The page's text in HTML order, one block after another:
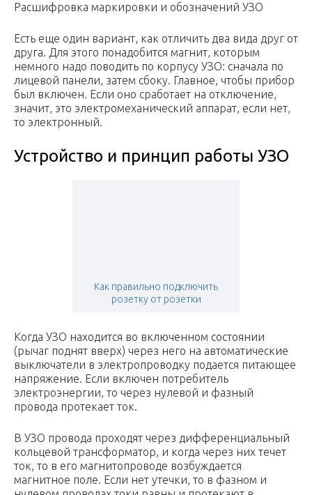
Расшифровка маркировки и обозначений УЗО
Есть еще один вариант, как отличить два вида друг от
друга. Для этого понадобится магнит, которым
немного надо поводить по корпусу УЗО: сначала по
лицевой панели, затем сбоку. Главное, чтобы прибор
был включен. Если оно сработает на отключение,
значит, это электромеханический аппарат, если нет,
то электронный.
Устройство и принцип работы УЗО
Как правильно подключить
розетку от розетки
Когда УЗО находится во включенном состоянии
(рычаг поднят вверх) через него на автоматические
выключатели в электропроводку подается питающее
напряжение. Если включен потребитель
электроэнергии, то через нулевой и фазный
провода протекает ток.
В УЗО провода проходят через дифференциальный
кольцевой трансформатор, и когда через них течет
ток, то в его магнитопроводе возбуждается
магнитное поле. Если нет утечки, то в фазном и